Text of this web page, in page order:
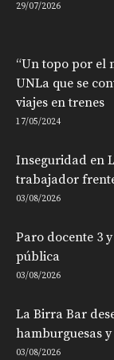
29/07/2026
“Un topo por el
UNLa que se
viajes en trenes
17/05/2024
Inseguridad en
trabajador
03/08/2026
Paro docente 3
pública
03/08/2026
La Birra Bar
hamburguesas
03/08/2026